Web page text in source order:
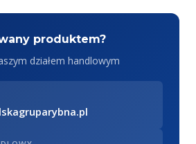
produktem?
działem handlowym